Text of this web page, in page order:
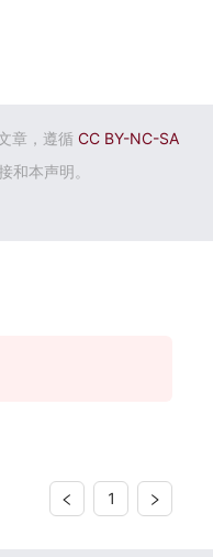
章，遵循 CC BY-NC-SA
和本声明。
1